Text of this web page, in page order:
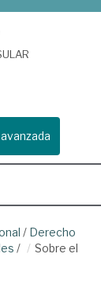
/ Derecho
/
Sobre el